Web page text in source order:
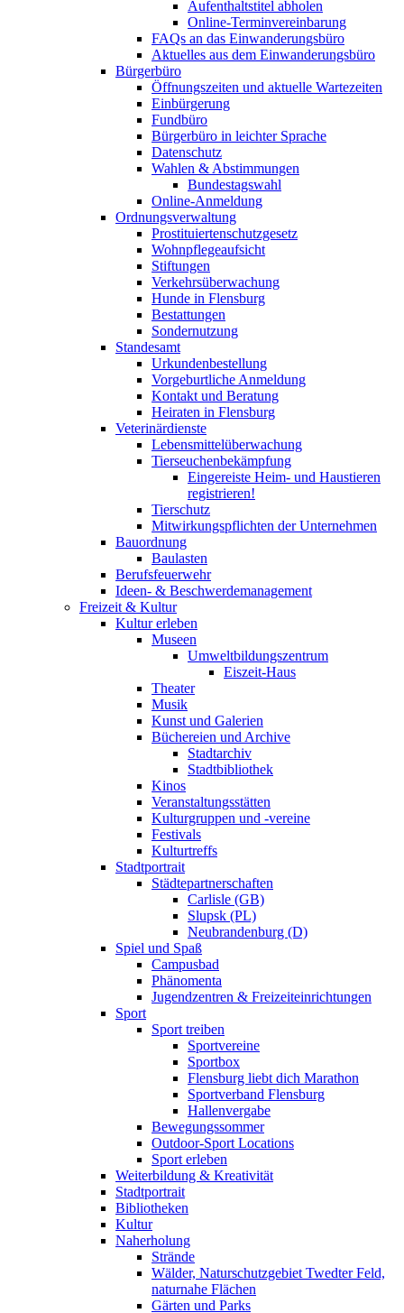
Aufenthaltstitel abholen
Online-Terminvereinbarung
FAQs an das Einwanderungsbüro
Aktuelles aus dem Einwanderungsbüro
Bürgerbüro
Öffnungszeiten und aktuelle Wartezeiten
Einbürgerung
Fundbüro
Bürgerbüro in leichter Sprache
Datenschutz
Wahlen & Abstimmungen
Bundestagswahl
Online-Anmeldung
Ordnungsverwaltung
Prostituiertenschutzgesetz
Wohnpflegeaufsicht
Stiftungen
Verkehrsüberwachung
Hunde in Flensburg
Bestattungen
Sondernutzung
Standesamt
Urkundenbestellung
Vorgeburtliche Anmeldung
Kontakt und Beratung
Heiraten in Flensburg
Veterinärdienste
Lebensmittelüberwachung
Tierseuchenbekämpfung
Eingereiste Heim- und Haustieren
registrieren!
Tierschutz
Mitwirkungspflichten der Unternehmen
Bauordnung
Baulasten
Berufsfeuerwehr
Ideen- & Beschwerdemanagement
Freizeit & Kultur
Kultur erleben
Museen
Umweltbildungszentrum
Eiszeit-Haus
Theater
Musik
Kunst und Galerien
Büchereien und Archive
Stadtarchiv
Stadtbibliothek
Kinos
Veranstaltungsstätten
Kulturgruppen und -vereine
Festivals
Kulturtreffs
Stadtportrait
Städtepartnerschaften
Carlisle (GB)
Slupsk (PL)
Neubrandenburg (D)
Spiel und Spaß
Campusbad
Phänomenta
Jugendzentren & Freizeiteinrichtungen
Sport
Sport treiben
Sportvereine
Sportbox
Flensburg liebt dich Marathon
Sportverband Flensburg
Hallenvergabe
Bewegungssommer
Outdoor-Sport Locations
Sport erleben
Weiterbildung & Kreativität
Stadtportrait
Bibliotheken
Kultur
Naherholung
Strände
Wälder, Naturschutzgebiet Twedter Feld,
naturnahe Flächen
Gärten und Parks